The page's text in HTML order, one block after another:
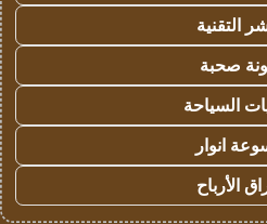
التقنية
صحبة
السياحة
انوار
الأرباح